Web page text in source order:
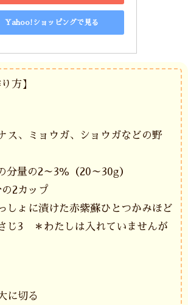
Yahoo!ショッピングで見る
方】
ス、ミョウガ、ショウガなどの野
量の2～3％（20～30g）
2カップ
しょに漬けた赤紫蘇ひとつかみほど
じ3 ＊わたしは入れていませんが
に切る